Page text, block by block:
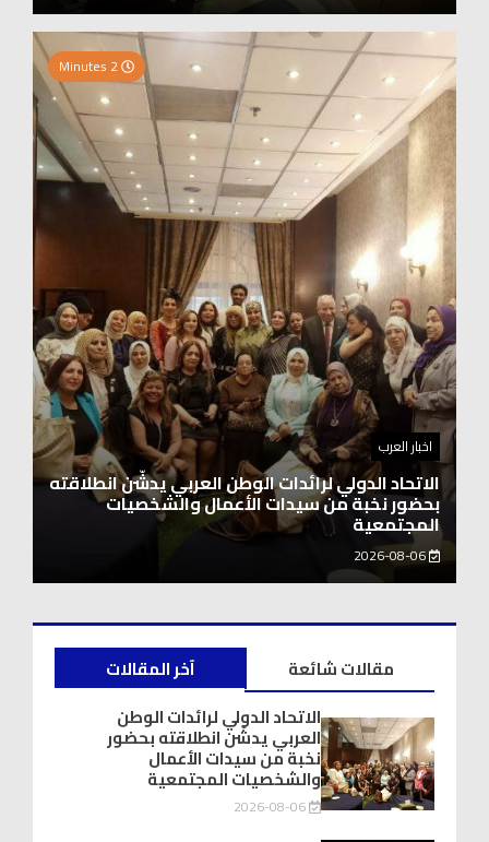
اخبار العرب
اغنيتين وطنيتين جميلتين للفنان المايسترو ابراهيم
بركات
2026-08-06
آخر المقالات
مقالات شائعة
الاتحاد الدولي لرائدات الوطن
العربي يدشّن انطلاقته بحضور
نخبة من سيدات الأعمال
والشخصيات المجتمعية
2026-08-06